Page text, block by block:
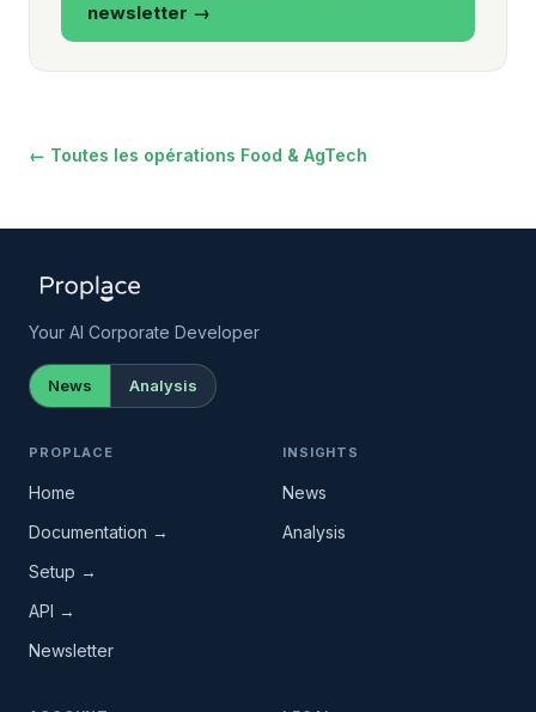
newsletter →
← Toutes les opérations Food & AgTech
Your AI Corporate Developer
News Analysis
PROPLACE
Home
Documentation →
Setup →
API →
Newsletter
INSIGHTS
News
Analysis